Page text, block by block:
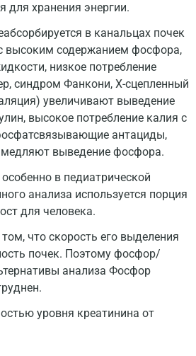
для хранения энергии.
в канальцах почек
высоким содержанием фосфора,
низкое потребление
синдром Фанкони, Х-сцепленный
увеличивают выведение
высокое потребление калия с
антациды,
выведение фосфора.
в педиатрической
анализа используется порция
для человека.
что скорость его выделения
почек. Поэтому фосфор/
анализа Фосфор
уровня креатинина от
Зеленоград